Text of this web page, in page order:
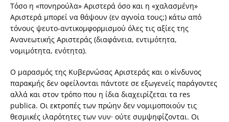
Τόσο η «πονηρούλα» Αριστερά όσο και η «χαλασμένη»
Αριστερά μπορεί να θάψουν (εν αγνοία τους;) κάτω από
τόνους ψευτο-αντικομφορμισμού όλες τις αξίες της
Ανανεωτικής Αριστεράς (διαφάνεια, εντιμότητα,
νομιμότητα, ενότητα).
Ο μαρασμός της Κυβερνώσας Αριστεράς και ο κίνδυνος
παρακμής δεν οφείλονται πάντοτε σε εξωγενείς παράγοντες
αλλά και στον τρόπο που η ίδια διαχειρίζεται τα res
publica. Οι εκτροπές των πρώην δεν νομιμοποιούν τις
θεσμικές ιλαρότητες των νυν· ούτε συμψηφίζονται. Οι